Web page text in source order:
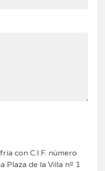
con C.I.F. número
Plaza de la Villa nº 1